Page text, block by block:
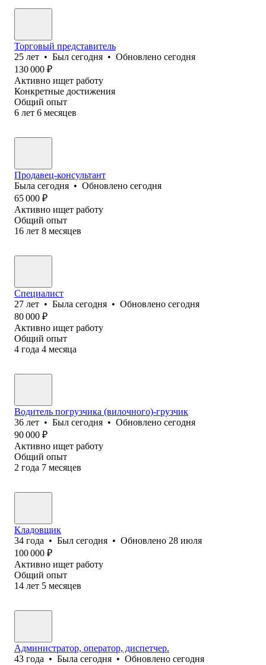
Торговый представитель
25 лет • Был сегодня • Обновлено сегодня
130 000 ₽
Активно ищет работу
Конкретные достижения
Общий опыт
6 лет 6 месяцев
Продавец-консультант
Была сегодня • Обновлено сегодня
65 000 ₽
Активно ищет работу
Общий опыт
16 лет 8 месяцев
Специалист
27 лет • Была сегодня • Обновлено сегодня
80 000 ₽
Активно ищет работу
Общий опыт
4 года 4 месяца
Водитель погрузчика (вилочного)-грузчик
36 лет • Был сегодня • Обновлено сегодня
90 000 ₽
Активно ищет работу
Общий опыт
2 года 7 месяцев
Кладовщик
34 года • Был сегодня • Обновлено 28 июля
100 000 ₽
Активно ищет работу
Общий опыт
14 лет 5 месяцев
Администратор, оператор, диспетчер.
43 года • Была сегодня • Обновлено сегодня